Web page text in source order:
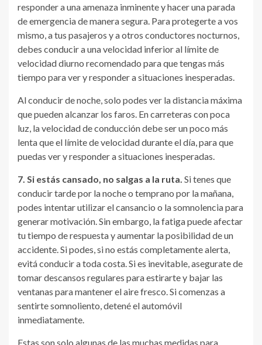
responder a una amenaza inminente y hacer una parada
de emergencia de manera segura. Para protegerte a vos
mismo, a tus pasajeros y a otros conductores nocturnos,
debes conducir a una velocidad inferior al límite de
velocidad diurno recomendado para que tengas más
tiempo para ver y responder a situaciones inesperadas.
Al conducir de noche, solo podes ver la distancia máxima
que pueden alcanzar los faros. En carreteras con poca
luz, la velocidad de conducción debe ser un poco más
lenta que el límite de velocidad durante el día, para que
puedas ver y responder a situaciones inesperadas.
7. Si estás cansado, no salgas a la ruta. Si tenes que
conducir tarde por la noche o temprano por la mañana,
podes intentar utilizar el cansancio o la somnolencia para
generar motivación. Sin embargo, la fatiga puede afectar
tu tiempo de respuesta y aumentar la posibilidad de un
accidente. Si podes, si no estás completamente alerta,
evitá conducir a toda costa. Si es inevitable, asegurate de
tomar descansos regulares para estirarte y bajar las
ventanas para mantener el aire fresco. Si comenzas a
sentirte somnoliento, detené el automóvil
inmediatamente.
Estas son solo algunas de las muchas medidas para